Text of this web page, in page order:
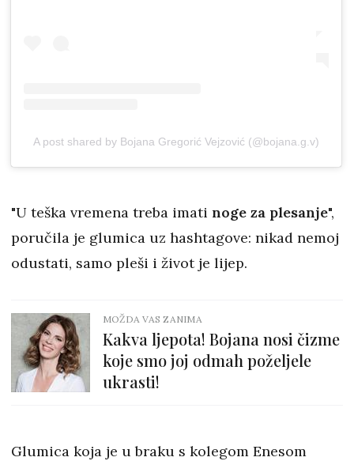
A post shared by Bojana Gregorić Vejzović (@bojana.g.v)
"U teška vremena treba imati noge za plesanje",
poručila je glumica uz hashtagove: nikad nemoj
odustati, samo pleši i život je lijep.
MOŽDA VAS ZANIMA
Kakva ljepota! Bojana nosi čizme
koje smo joj odmah poželjele
ukrasti!
Glumica koja je u braku s kolegom Enesom